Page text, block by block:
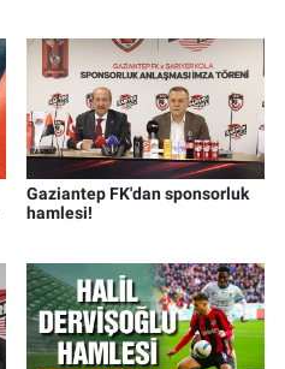
Gaziantep FK'dan sponsorluk
hamlesi!